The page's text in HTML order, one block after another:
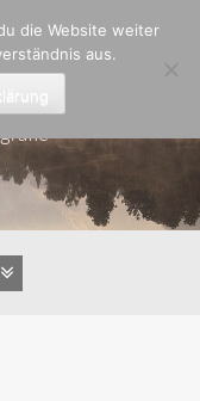
die Website weiter
aus.